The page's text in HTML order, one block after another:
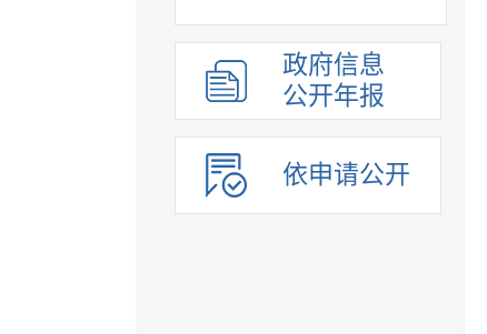
政府信息
公开年报
依申请公开